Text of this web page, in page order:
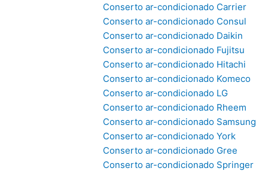
Conserto ar-condicionado Carrier
Conserto ar-condicionado Consul
Conserto ar-condicionado Daikin
Conserto ar-condicionado Fujitsu
Conserto ar-condicionado Hitachi
Conserto ar-condicionado Komeco
Conserto ar-condicionado LG
Conserto ar-condicionado Rheem
Conserto ar-condicionado Samsung
Conserto ar-condicionado York
Conserto ar-condicionado Gree
Conserto ar-condicionado Springer